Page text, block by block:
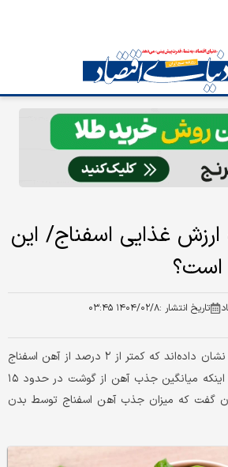
ارزش غذایی اسفناج/ این
است؟
تاریخ انتشار :۱۴۰۴/۰۲/۸ ۰۳:۴۵
مطالعات نشان داده‌اند که کمتر از ۲ درصد از آهن اسفناج
جذب می‌شود. با توجه به اینکه میانگین جذب آهن از گوشت در حدود ۱۵
گفت که میزان جذب آهن اسفناج توسط بدن